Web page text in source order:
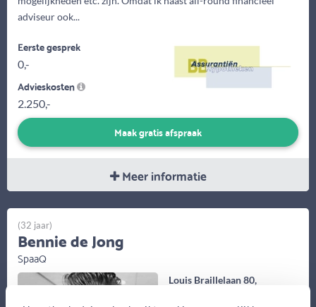
adviseur ook...
Eerste gesprek
0,-
Advieskosten
2.250,-
Maak gratis afspraak
Meer informatie
Louis Braillelaan 80,
(32 jaar)
Bennie de Jong
SpaaQ